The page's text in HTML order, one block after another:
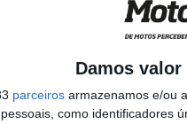
Damos
parceiros armazenamos e/ou
como identificadores
na primeira volta e
Phillip Island